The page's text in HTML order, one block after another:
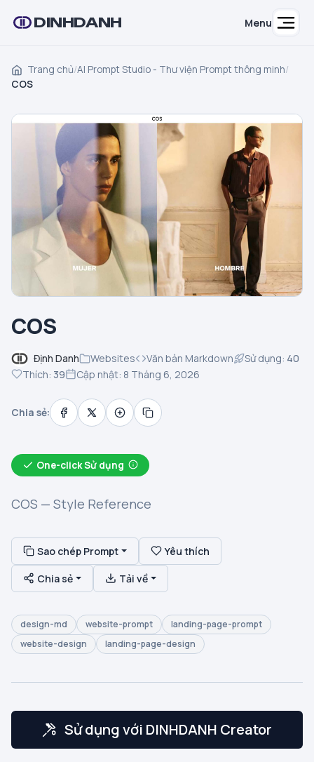
DINHDANH Menu
Trang chủ/AI Prompt Studio - Thư viện Prompt thông minh/
COS
COS
Định Danh Websites Văn bản Markdown Sử dụng: 40
Thích: 39 Cập nhật: 8 Tháng 6, 2026
Chia sẻ:
One-click Sử dụng
COS — Style Reference
Sao chép Prompt Yêu thích
Chia sẻ Tải về
design-md website-prompt
landing-page-prompt
website-design
landing-page-design
Sử dụng với DINHDANH Creator